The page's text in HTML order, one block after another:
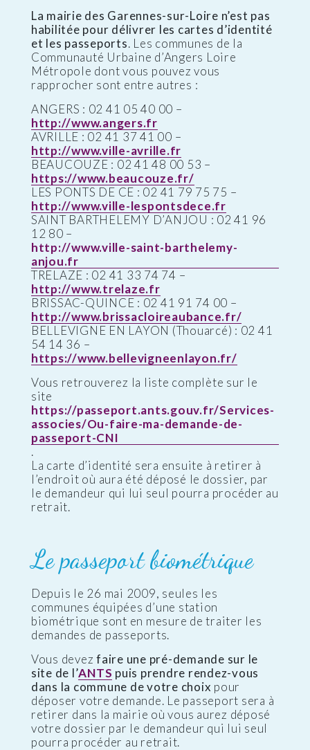
La mairie des Garennes-sur-Loire n’est pas
habilitée pour délivrer les cartes d’identité
et les passeports. Les communes de la
Communauté Urbaine d’Angers Loire
Métropole dont vous pouvez vous
rapprocher sont entre autres :
ANGERS : 02 41 05 40 00 –
http://www.angers.fr
AVRILLE : 02 41 37 41 00 –
http://www.ville-avrille.fr
BEAUCOUZE : 02 41 48 00 53 –
https://www.beaucouze.fr/
LES PONTS DE CE : 02 41 79 75 75 –
http://www.ville-lespontsdece.fr
SAINT BARTHELEMY D’ANJOU : 02 41 96
12 80 –
http://www.ville-saint-barthelemy-
anjou.fr
TRELAZE : 02 41 33 74 74 –
http://www.trelaze.fr
BRISSAC-QUINCE : 02 41 91 74 00 –
http://www.brissacloireaubance.fr/
BELLEVIGNE EN LAYON (Thouarcé) : 02 41
54 14 36 –
https://www.bellevigneenlayon.fr/
Vous retrouverez la liste complète sur le
site
https://passeport.ants.gouv.fr/Services-
associes/Ou-faire-ma-demande-de-
passeport-CNI
.
La carte d’identité sera ensuite à retirer à
l’endroit où aura été déposé le dossier, par
le demandeur qui lui seul pourra procéder au
retrait.
Le passeport biométrique
Depuis le 26 mai 2009, seules les
communes équipées d’une station
biométrique sont en mesure de traiter les
demandes de passeports.
Vous devezfaire une pré-demande sur le
site de l’ANTS puis prendre rendez-vous
dans la commune de votre choix pour
déposer votre demande. Le passeport sera à
retirer dans la mairie où vous aurez déposé
votre dossier par le demandeur qui lui seul
pourra procéder au retrait.